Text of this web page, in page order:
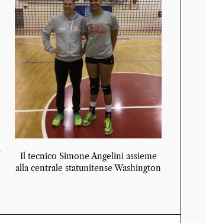
Il tecnico Simone Angelini assieme
alla centrale statunitense Washington